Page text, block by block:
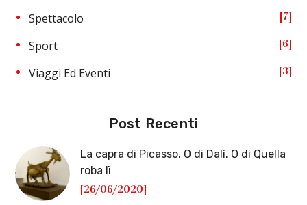
Spettacolo 7
Sport 6
Viaggi Ed Eventi 3
Post Recenti
La capra di Picasso. O di Dalì. O di Quella
roba lì
[26/06/2020]